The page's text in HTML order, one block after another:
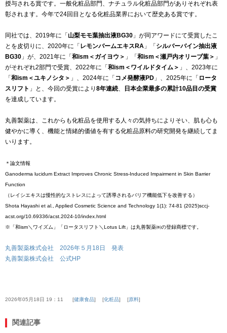
授与される賞です。一般化粧品部門、ナチュラル化粧品部門がありそれぞれ表
彰されます。今年で24回目となる化粧品業界において歴史ある賞です。
同社では、2019年に「山梨モモ葉抽出液BG30 」が同アワードにて受賞したこ
とを皮切りに、2020年に「レモンバームエキスRA 」「シルバーバイン抽出液
BG30 」が、2021年に「和ism＜ガイヨウ＞ 」「和ism＜瀬戸内オリーブ葉＞ 」
がそれぞれ2部門で受賞、2022年に「和ism＜ワイルドタイム＞ 」、2023年に
「和ism＜ユキノシタ＞ 」、2024年に「コメ発酵液PD 」、2025年に「 ロータ
スリフト 」と、今回の受賞により 8年連続
日本企業最多の累計10品目の受賞
を達成しています。
丸善製薬は、これからも化粧品を使用する人々の気持ちによりそい、肌も心も
健やかに導く、機能と情緒的価値を有する化粧品原料の研究開発を継続してま
いります。
＊論文情報
Ganoderma lucidum Extract Improves Chronic Stress-Induced Impairment in Skin Barrier
Function
（レイシエキスは慢性的なストレスによって誘導されるバリア機能低下を改善する）
Shota Hayashi et al., Applied Cosmetic Science and Technology 1(1): 74-81 (2025)sccj-
acst.org/10.69336/acst.2024-10/index.html
※「和ism＼ワイズム」「ロータスリフト＼Lotus Lift」は丸善製薬㈱の登録商標です。
丸善製薬株式会社 2026年５月18日 発表
丸善製薬株式会社 公式HP
2026年05月18日 19：11 健康食品 化粧品 原料
関連記事